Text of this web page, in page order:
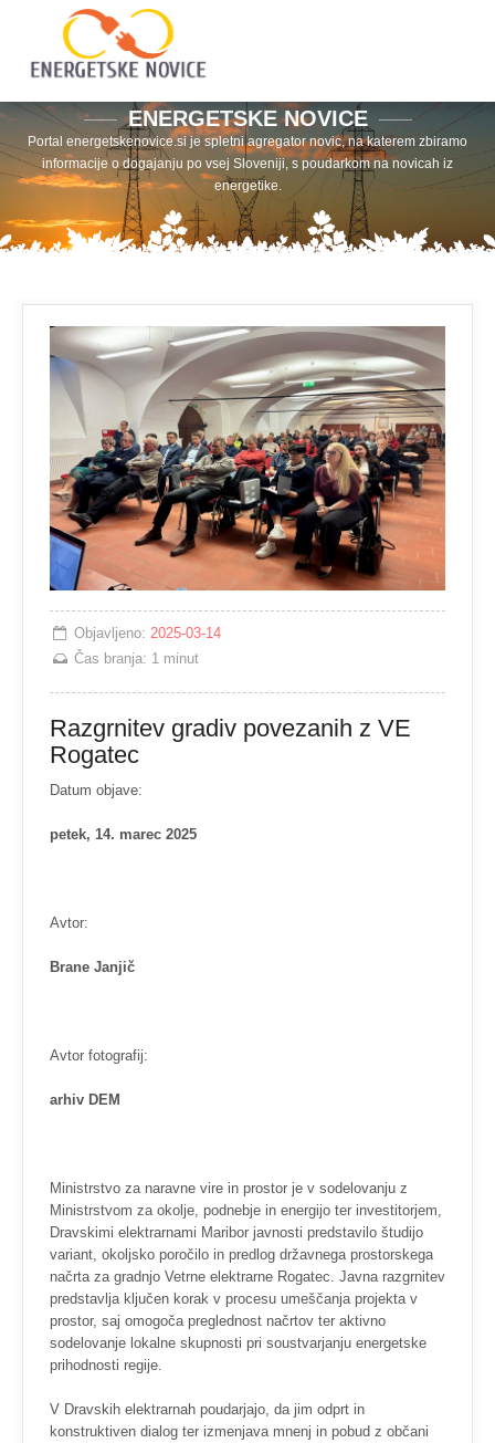
ENERGETSKE NOVICE
Portal energetskenovice.si je spletni agregator novic, na katerem zbiramo
informacije o dogajanju po vsej Sloveniji, s poudarkom na novicah iz
energetike.
Objavljeno: 2025-03-14
Čas branja: 1 minut
Razgrnitev gradiv povezanih z VE
Rogatec
Datum objave:
petek, 14. marec 2025
Avtor:
Brane Janjič
Avtor fotografij:
arhiv DEM
Ministrstvo za naravne vire in prostor je v sodelovanju z
Ministrstvom za okolje, podnebje in energijo ter investitorjem,
Dravskimi elektrarnami Maribor javnosti predstavilo študijo
variant, okoljsko poročilo in predlog državnega prostorskega
načrta za gradnjo Vetrne elektrarne Rogatec. Javna razgrnitev
predstavlja ključen korak v procesu umeščanja projekta v
prostor, saj omogoča preglednost načrtov ter aktivno
sodelovanje lokalne skupnosti pri soustvarjanju energetske
prihodnosti regije.
V Dravskih elektrarnah poudarjajo, da jim odprt in
konstruktiven dialog ter izmenjava mnenj in pobud z občani